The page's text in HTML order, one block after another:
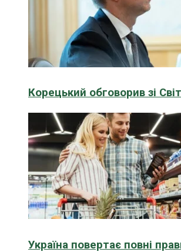
Корецький обговорив зі
Україна повертає повні